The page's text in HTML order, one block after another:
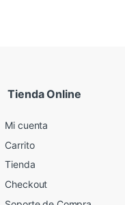
Tienda Online
Mi cuenta
Carrito
Tienda
Checkout